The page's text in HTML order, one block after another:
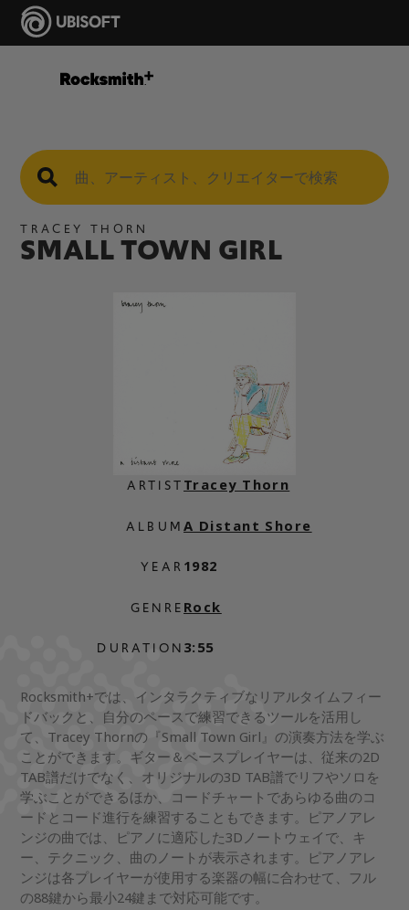
TRACEY THORN
SMALL TOWN GIRL
ARTIST
ALBUM
YEAR
GENRE
DURATION
Tracey Thorn
A Distant Shore
1982
Rock
3:55
Rocksmith+では、インタラクティブなリアルタイムフィー
ドバックと、自分のペースで練習できるツールを活用し
て、Tracey Thornの『Small Town Girl』の演奏方法を学ぶ
ことができます。ギター＆ベースプレイヤーは、従来の2D
TAB譜だけでなく、オリジナルの3D TAB譜でリフやソロを
学ぶことができるほか、コードチャートであらゆる曲のコ
ードとコード進行を練習することもできます。ピアノアレ
ンジの曲では、ピアノに適応した3Dノートウェイで、キ
ー、テクニック、曲のノートが表示されます。ピアノアレ
ンジは各プレイヤーが使用する楽器の幅に合わせて、フル
の88鍵から最小24鍵まで対応可能です。